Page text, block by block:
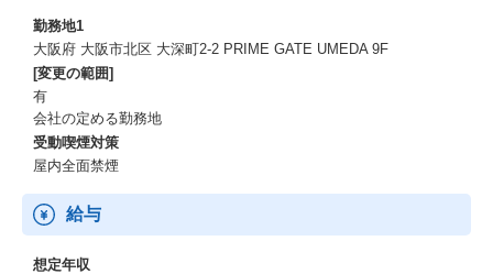
勤務地1
大阪府 大阪市北区 大深町2-2 PRIME GATE UMEDA 9F
[変更の範囲]
有
会社の定める勤務地
受動喫煙対策
屋内全面禁煙
給与
想定年収